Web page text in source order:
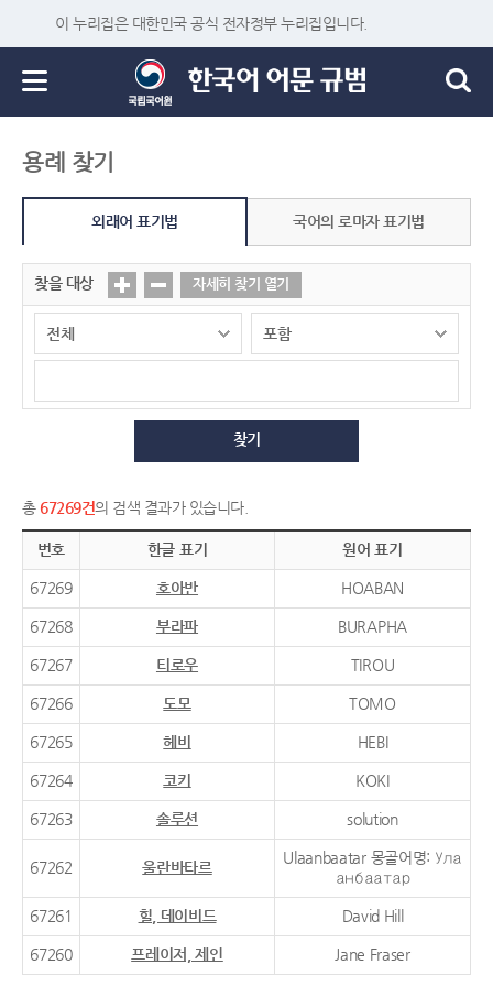
이 누리집은 대한민국 공식 전자정부 누리집입니다.
용례 찾기
외래어 표기법 국어의 로마자 표기법
찾을 대상 자세히 찾기 열기
찾기
총 67269건의 검색 결과가 있습니다.
번호 한글 표기 원어 표기
67269 호아반 HOABAN
67268 부라파 BURAPHA
67267 티로우 TIROU
67266 도모 TOMO
67265 헤비 HEBI
67264 코키 KOKI
67263 솔루션 solution
67262 울란바타르
Ulaanbaatar 몽골어명: Ула
анбаатар
67261 힐, 데이비드 David Hill
67260 프레이저, 제인 Jane Fraser